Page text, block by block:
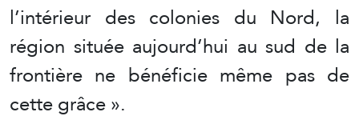
l’intérieur des colonies du Nord, la
région située aujourd’hui au sud de la
frontière ne bénéficie même pas de
cette grâce ».